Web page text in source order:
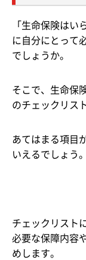
「生命保険は
に自分にとって
でしょうか。
そこで、生命保
のチェックリス
あてはまる項目
いえるでしょう。
チェックリスト
必要な保障内容
めします。